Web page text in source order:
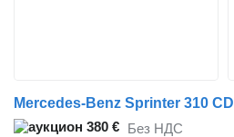
Mercedes-Benz Sprinter 310 CDI
380 € Без НДС